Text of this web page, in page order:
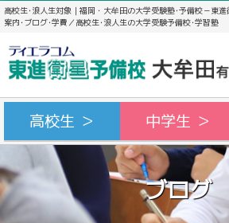
高校生･浪人生対象｜福岡・大牟田の大学受験塾･予備校－東
案内･ブログ･学費／高校生･浪人生の大学受験予備校･学習塾
高校生 ＞ 中学生 ＞
ブログ